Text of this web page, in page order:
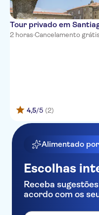
Tour privado em
2 horas·Cancelamento grátis
4,5/5 (2)
Alimentado
Escolhas
Receba
acordo com os